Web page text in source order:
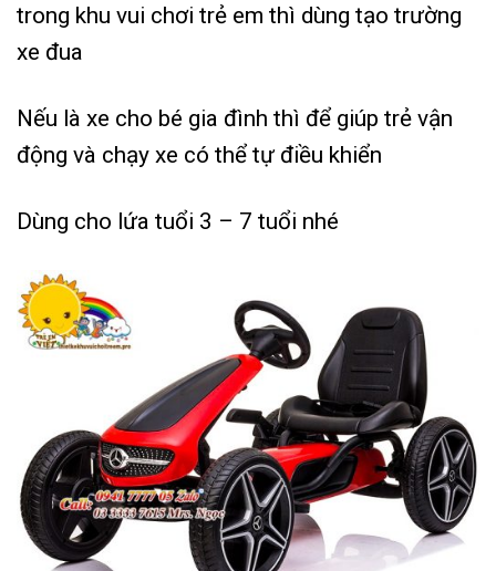
trong khu vui chơi trẻ em thì dùng tạo trường
xe đua
Nếu là xe cho bé gia đình thì để giúp trẻ vận
động và chạy xe có thể tự điều khiển
Dùng cho lứa tuổi 3 – 7 tuổi nhé